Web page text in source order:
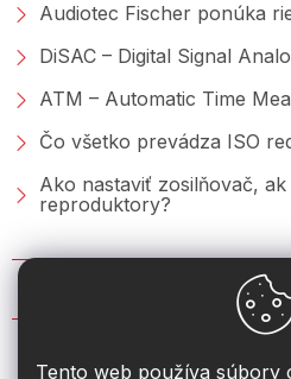
Tento web používa súbory
Audiotec Fischer ponúka
DiSAC – Digital Signal
ATM – Automatic Time
Čo všetko prevádza ISO
Ako nastaviť zosilňovač,
reproduktory?
KONTAKT
info@